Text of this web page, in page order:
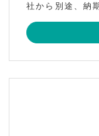
社から別途、納